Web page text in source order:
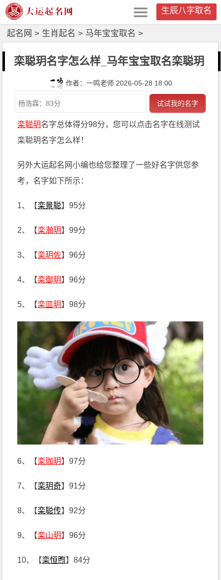
生辰八字取名
起名网 > 生肖起名 > 马年宝宝取名 >
栾聪玥名字怎么样_马年宝宝取名栾聪玥
作者：一鸣老师 2026-05-28 18:00
试试我的名字
栾聪玥名字总体得分98分，您可以点击名字在线测试
栾聪玥名字怎么样！
另外大运起名网小编也给您整理了一些好名字供您参
考，名字如下所示：
1、【栾景聪】95分
2、【栾瀚玥】99分
3、【栾玥佐】96分
4、【栾御玥】96分
5、【栾皿玥】98分
6、【栾珈玥】97分
7、【栾玥奇】91分
8、【栾聪传】92分
9、【栾山玥】96分
10、【栾恒煦】84分